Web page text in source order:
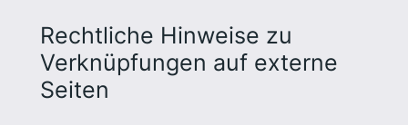
Rechtliche Hinweise zu
Verknüpfungen auf externe
Seiten